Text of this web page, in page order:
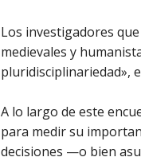
Los investigadores
medievales y
pluridisciplinariedad»,
A lo largo de este
para medir su
decisiones —o bien